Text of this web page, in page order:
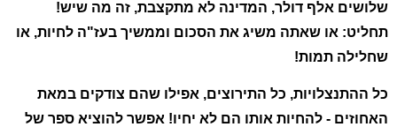
שלושים אלף דולר, המדינה לא מתקצבת, זה מה שיש!
תחליט: או שאתה משיג את הסכום וממשיך בעז"ה לחיות, או
שחלילה תמות!
כל ההתנצלויות, כל התירוצים, אפילו שהם צודקים במאת
האחוזים - להחיות אותו הם לא יחיו! אפשר להוציא ספר של